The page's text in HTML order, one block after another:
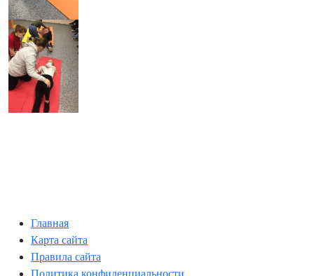
Главная
Карта сайта
Правила сайта
Политика конфиденциальности